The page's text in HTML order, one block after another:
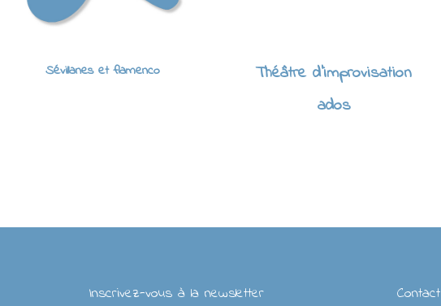
Sévillanes et flamenco
Théâtre d'improvisation
ados
Inscrivez-vous à la newsletter Contact